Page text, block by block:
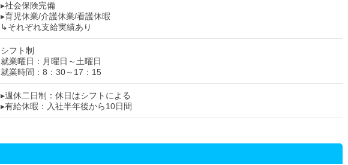
▸社会保険完備
▸育児休業/介護休業/看護休暇
↳それぞれ支給実績あり
シフト制
就業曜日：月曜日～土曜日
就業時間：8：30～17：15
▸週休二日制：休日はシフトによる
▸有給休暇：入社半年後から10日間